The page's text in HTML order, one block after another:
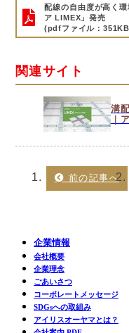
配線の自由度が高く
ア LIMEX」発売
(pdfファイル：
関連サイト
溝
｜
企業情報
会社概要
企業理念
ごあいさつ
コーポレートメッセージ
SDGsへの取組み
アイリスオーヤマとは？